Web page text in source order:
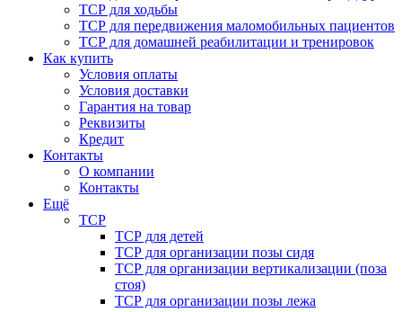
ТСР для ходьбы
ТСР для передвижения маломобильных пациентов
ТСР для домашней реабилитации и тренировок
Как купить
Условия оплаты
Условия доставки
Гарантия на товар
Реквизиты
Кредит
Контакты
О компании
Контакты
Ещё
ТСР
ТСР для детей
ТСР для организации позы сидя
ТСР для организации вертикализации (поза
стоя)
ТСР для организации позы лежа